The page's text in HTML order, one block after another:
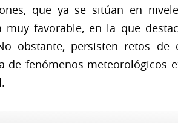
que ya se sitúan en
muy favorable, en la que
obstante, persisten retos
de fenómenos meteorológicos